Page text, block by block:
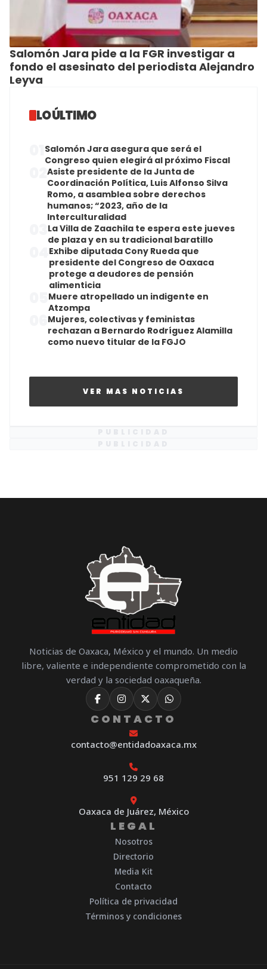
Salomón Jara pide a la FGR investigar a
fondo el asesinato del periodista Alejandro
Leyva
LO ÚLTIMO
Salomón Jara asegura que será el
Congreso quien elegirá al próximo Fiscal
Asiste presidente de la Junta de
Coordinación Política, Luis Alfonso Silva
Romo, a asamblea sobre derechos
humanos; “2023, año de la
Interculturalidad
La Villa de Zaachila te espera este jueves
de plaza y en su tradicional baratillo
Exhibe diputada Cony Rueda que
presidente del Congreso de Oaxaca
protege a deudores de pensión
alimenticia
Muere atropellado un indigente en
Atzompa
Mujeres, colectivas y feministas
rechazan a Bernardo Rodríguez Alamilla
como nuevo titular de la FGJO
VER MAS NOTICIAS
Noticias de Oaxaca, México y el mundo. Un medio
libre, valiente e independiente comprometido con la
verdad y la sociedad oaxaqueña.
CONTACTO
contacto@entidadoaxaca.mx
951 129 29 68
Oaxaca de Juárez, México
LEGAL
Nosotros
Directorio
Media Kit
Contacto
Política de privacidad
Términos y condiciones